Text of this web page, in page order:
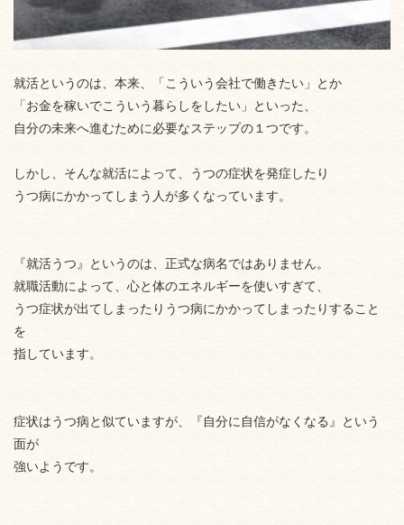
就活というのは、本来、「こういう会社で働きたい」とか
「お金を稼いでこういう暮らしをしたい」といった、
自分の未来へ進むために必要なステップの１つです。
しかし、そんな就活によって、うつの症状を発症したり
うつ病にかかってしまう人が多くなっています。
『就活うつ』というのは、正式な病名ではありません。
就職活動によって、心と体のエネルギーを使いすぎて、
うつ症状が出てしまったりうつ病にかかってしまったりすること
を
指しています。
症状はうつ病と似ていますが、『自分に自信がなくなる』という
面が
強いようです。